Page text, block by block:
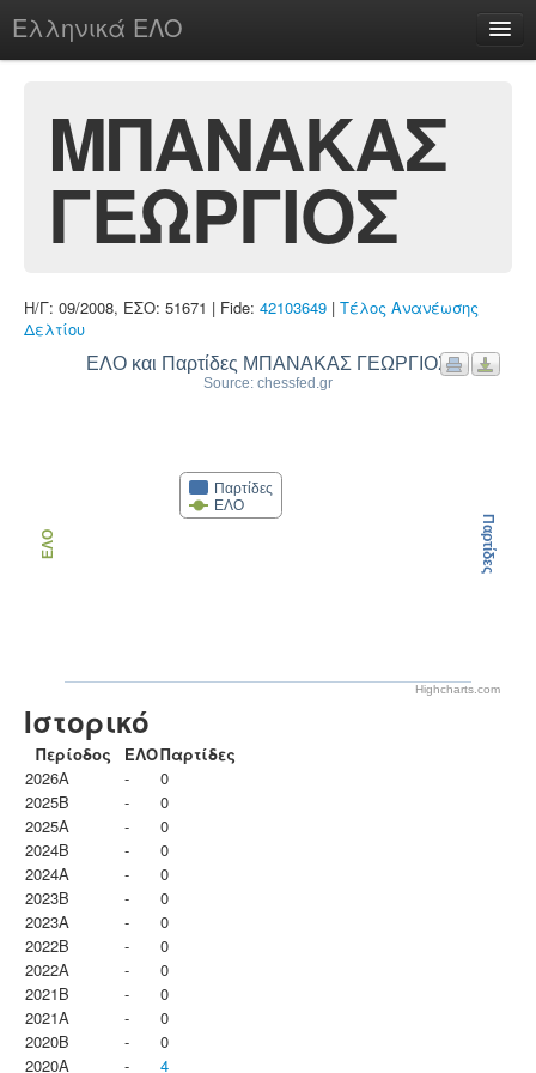
Ελληνικά ΕΛΟ
chesstu.be @ discord
Login
ΜΠΑΝΑΚΑΣ
ΓΕΩΡΓΙΟΣ
Η/Γ: 09/2008, ΕΣΟ: 51671 | Fide: 42103649 | Τέλος Ανανέωσης
Δελτίου
ΕΛΟ και Παρτίδες ΜΠΑΝΑΚΑΣ ΓΕΩΡΓΙΟΣ
Source: chessfed.gr
Παρτίδες
ΕΛΟ
ΕΛΟ Παρτίδες
Highcharts.com
Ιστορικό
Περίοδος ΕΛΟΠαρτίδες
2026A
-
0
2025B
-
0
2025A
-
0
2024B
-
0
2024A
-
0
2023B
-
0
2023Α
-
0
2022B
-
0
2022A
-
0
2021B
-
0
2021A
-
0
2020B
-
0
2020A
- 4